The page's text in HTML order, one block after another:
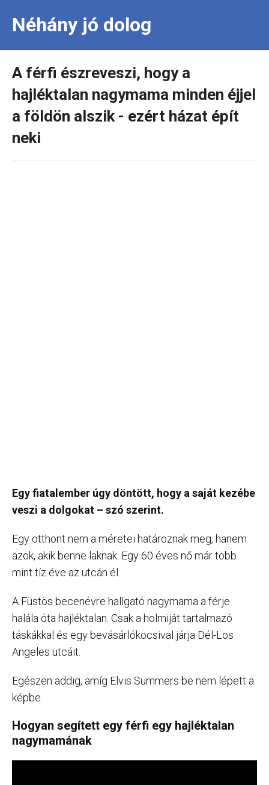
Néhány jó dolog
A férfi észreveszi, hogy a
hajléktalan nagymama minden éjjel
a földön alszik - ezért házat épít
neki
Egy fiatalember úgy döntött, hogy a saját kezébe
veszi a dolgokat – szó szerint.
Egy otthont nem a méretei határoznak meg, hanem
azok, akik benne laknak. Egy 60 éves nő már több
mint tíz éve az utcán él.
A Füstös becenévre hallgató nagymama a férje
halála óta hajléktalan. Csak a holmiját tartalmazó
táskákkal és egy bevásárlókocsival járja Dél-Los
Angeles utcáit.
Egészen addig, amíg Elvis Summers be nem lépett a
képbe.
Hogyan segített egy férfi egy hajléktalan
nagymamának